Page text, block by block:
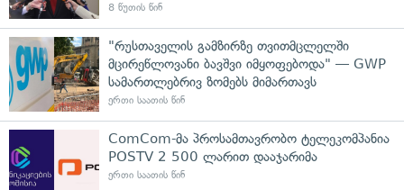
8 წუთის წინ
"რუსთაველის გამზირზე თვითმცლელში
მცირეწლოვანი ბავშვი იმყოფებოდა" — GWP
სამართლებრივ ზომებს მიმართავს
ერთი საათის წინ
ComCom-მა პროსამთავრობო ტელეკომპანია
POSTV 2 500 ლარით დააჯარიმა
ერთი საათის წინ